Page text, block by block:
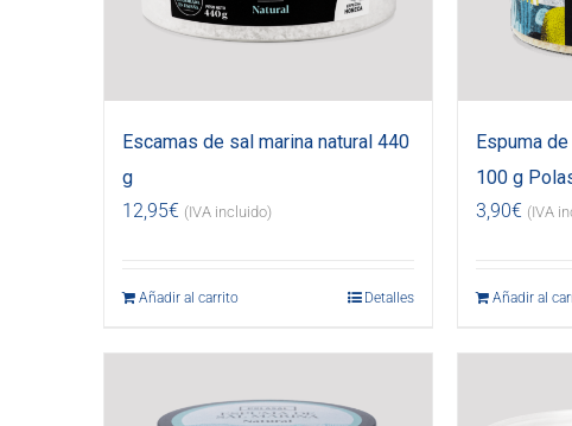
Escamas de sal marina natural 440
g
12,95€ (IVA incluido)
Añadir al carrito Detalles
Espuma
100 g
3,90€ (IVA
Añadir al